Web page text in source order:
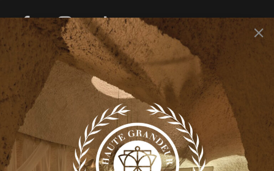
DỊCH VỤ
Sự kiện cá nhân
Sự kiện công ty
Rooty Bar
Smith’s Kitchen & Bar